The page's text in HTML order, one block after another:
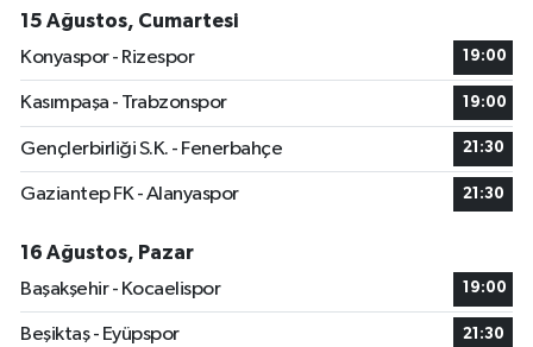
15 Ağustos, Cumartesi
Konyaspor - Rizespor
19:00
Kasımpaşa - Trabzonspor 19:00
Gençlerbirliği S.K. - Fenerbahçe 21:30
Gaziantep FK - Alanyaspor 21:30
16 Ağustos, Pazar
Başakşehir - Kocaelispor
19:00
Beşiktaş - Eyüpspor 21:30